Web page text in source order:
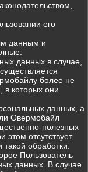
его
данным и
данных в случае,
более не
в которых они
данных, а
Овермобайл
полезных
этом отсутствует
обработки.
Пользователь
данных. В случае